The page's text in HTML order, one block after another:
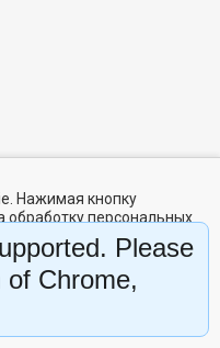
Нажимая кнопку
обработку персональных
cookie , в целях
запретить сохранение
Please
Chrome,